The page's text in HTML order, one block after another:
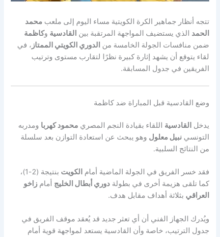
تتجه أنظار جماهير الكرة الكويتية مساء اليوم إلى ملعبمحمد
الحمد الذي يستضيف المواجهة المرتقبة بين القادسية وكاظمة
ضمن منافسات الجولة الخامسة من الدوري الكويتي الممتاز ، في
لقاء يتوقع أن يشهد إثارة كبيرة نظرًا لتقارب مستوى وترتيب
الفريقين في جدول المسابقة.
وضع القادسية قبل المباراة ضد كاظمة
يدخل القادسية اللقاء بقيادة النجم المصريمحمود كهربا ومدربه
التونسينبيل معلول وهو يبحث عن استعادة التوازن بعد سلسلة
من النتائج السلبية.
فقد خسر الفريق في الجولة الماضية أمام الكويت
بنتيجة (2-1)،
كما تلقى هزيمة أخرى في بطولةدوري أبطال الخليج أمامزاخو
العراقي بثلاثة أهداف مقابل هدف.
ويُدرك الجهاز الفني أن أي تعثر جديد قد يُعقد موقف الفريق في
جدول الترتيب، خاصة وأن القادسية يستعد لمواجهة قوية أمام